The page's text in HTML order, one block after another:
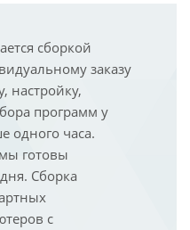
сборкой
заказу
настройку,
программ у
одного часа.
готовы
Сборка
с